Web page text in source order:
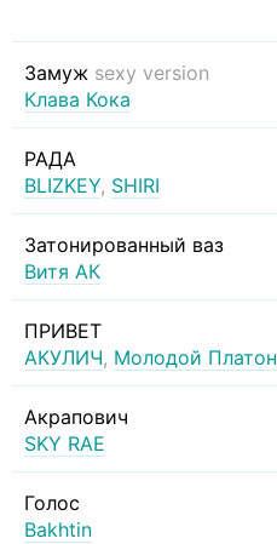
Замуж sexy version
Клава Кока
РАДА
BLIZKEY, SHIRI
Затонированный ваз
Витя АК
ПРИВЕТ
АКУЛИЧ, Молодой Платон
Акрапович
SKY RAE
Голос
Bakhtin